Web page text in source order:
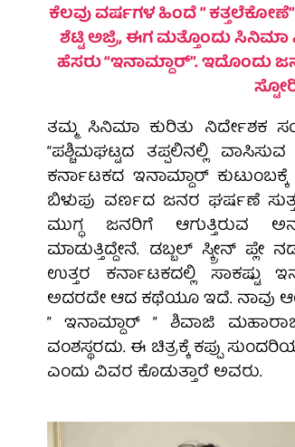
ಕೆಲವು ವರ್ಷಗಳ ಹಿಂದೆ ”
ಶೆಟ್ಟಿ ಅಜ್ರಿ, ಈಗ ಮತ್ತೊಂದು ಸಿನಿಮಾ
ಹೆಸರು “ಇನಾಮ್ದಾರ್”. ಇದೊಂದು
ತಮ್ಮ ಸಿನಿಮಾ ಕುರಿತು ನಿರ್ದೇಶಕ
“ಪಶ್ಚಿಮಘಟ್ಟದ ತಪ್ಪಲಿನಲ್ಲಿ
ಕರ್ನಾಟಕದ ಇನಾಮ್ದಾರ್
ಬಿಳುಪು ವರ್ಣದ ಜನರ ಘರ್ಷಣೆ
ಮುಗ್ಧ ಜನರಿಗೆ ಆಗುತ್ತಿರುವ
ಮಾಡುತ್ತಿದ್ದೇನೆ. ಡಬ್ಬಲ್ ಸ್ಕ್ರೀನ್
ಉತ್ತರ ಕರ್ನಾಟಕದಲ್ಲಿ ಸಾಕಷ್ಟು
ಅದರದೇ ಆದ ಕಥೆಯೂ ಇದೆ. ನಾವು
” ಇನಾಮ್ದಾರ್ ” ಶಿವಾಜಿ
ವಂಶಸ್ಥರದು. ಈ ಚಿತ್ರಕ್ಕೆ ಕಪ್ಪು
ಎಂದು ವಿವರ ಕೊಡುತ್ತಾರೆ ಅವರು.